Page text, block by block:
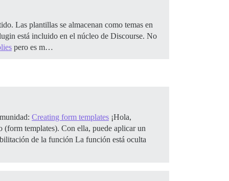
Las plantillas se almacenan como temas en
está incluido en el núcleo de Discourse. No
pero es m…
Creating form templates ¡Hola,
templates). Con ella, puede aplicar un
de la función La función está oculta